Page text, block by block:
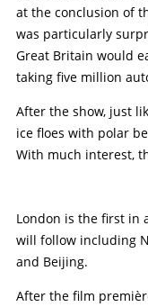
at the conclusion of
was particularly
Great Britain would
taking five million
After the show, just
ice floes with polar
With much interest,
London is the first in
will follow including
and Beijing.
After the film